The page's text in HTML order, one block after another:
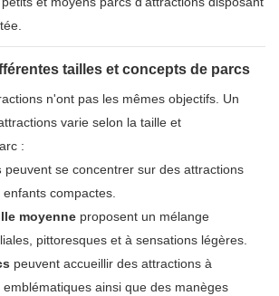
tailles et concepts de parcs
n'ont pas les mêmes objectifs. Un
varie selon la taille et
:
peuvent se concentrer sur des attractions
compactes.
moyenneproposent un mélange
pittoresques et à sensations légères.
peuvent accueillir des attractions à
ainsi que des manèges